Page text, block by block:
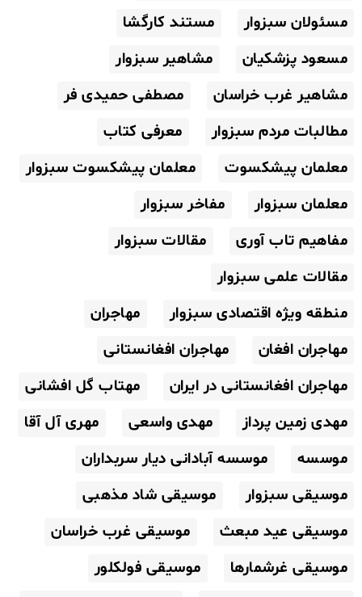
مسئولان سبزوار
مستند کارگشا
مسعود پزشکیان
مشاهیر سبزوار
مشاهیر غرب خراسان
مصطفی حمیدی فر
مطالبات مردم سبزوار
معرفی کتاب
معلمان پیشکسوت
معلمان پیشکسوت سبزوار
معلمان سبزوار
مفاخر سبزوار
مفاهیم تاب آوری
مقالات سبزوار
مقالات علمی سبزوار
منطقه ویژه اقتصادی سبزوار
مهاجران
مهاجران افغان
مهاجران افغانستانی
مهاجران افغانستانی در ایران
مهتاب گل افشانی
مهدی زمین پرداز
مهدی واسعی
مهری آل آقا
موسسه
موسسه آبادانی دیار سربداران
موسیقی سبزوار
موسیقی شاد مذهبی
موسیقی عید مبعث
موسیقی غرب خراسان
موسیقی غرشمارها
موسیقی فولکلور